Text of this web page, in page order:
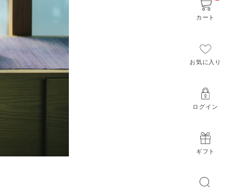
ギフト
ログイン
お気に入り
カート